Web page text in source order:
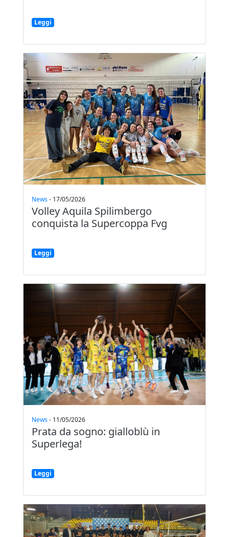
Leggi
News- 17/05/2026
Volley Aquila Spilimbergo
conquista la Supercoppa Fvg
Leggi
News- 11/05/2026
Prata da sogno: gialloblù in
Superlega!
Leggi